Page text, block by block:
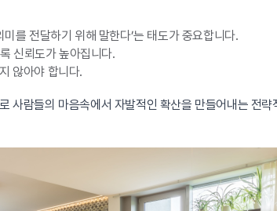
를 전달하기 위해 말한다’는 태도가 중요합니다.
신뢰도가 높아집니다.
않아야 합니다.
사람들의 마음속에서 자발적인 확산을 만들어내는 전